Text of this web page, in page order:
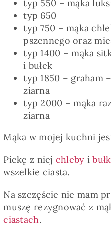
typ 550 – mąka
typ 650
typ 750 – mąka
pszennego oraz
typ 1400 – mąka
i bułek
typ 1850 – graham
ziarna
typ 2000 – mąka
ziarna
Mąka w mojej kuchni
Piekę z niej chleby i
wszelkie ciasta.
Na szczęście nie mam
muszę rezygnować z
ciastach.